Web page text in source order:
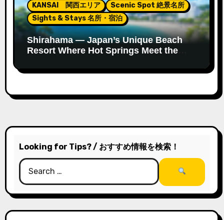
KANSAI 関西エリア
Scenic Spot 絶景名所
Sights & Stays 名所・宿泊
Shirahama — Japan’s Unique Beach
Resort Where Hot Springs Meet the
Looking for Tips? / おすすめ情報を検索！